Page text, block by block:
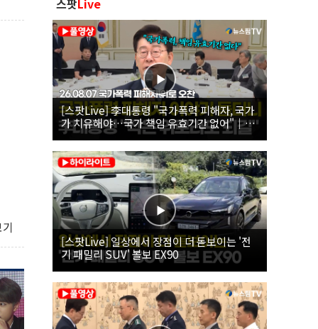
스팟Live
[스팟Live] 李대통령 "국가폭력 피해자, 국가
가 치유해야…국가 책임 유효기간 없어"｜
26.08.07 국가폭력 피해자 위로 오찬
[스팟Live] 일상에서 장점이 더 돋보이는 '전
기 패밀리 SUV' 볼보 EX90